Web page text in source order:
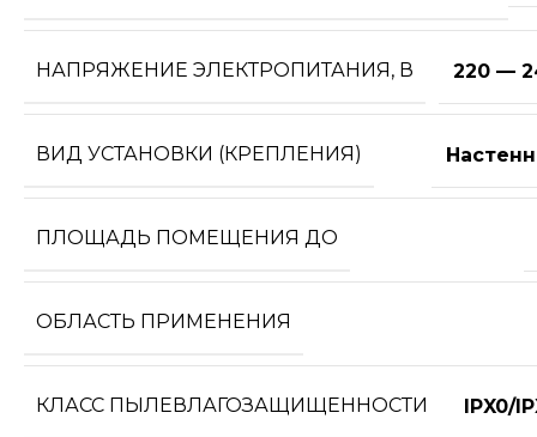
НАПРЯЖЕНИЕ ЭЛЕКТРОПИТАНИЯ, В 220 —
ВИД УСТАНОВКИ (КРЕПЛЕНИЯ)
ПЛОЩАДЬ ПОМЕЩЕНИЯ ДО
ОБЛАСТЬ ПРИМЕНЕНИЯ
КЛАСС ПЫЛЕВЛАГОЗАЩИЩЕННОСТИ IPX0/